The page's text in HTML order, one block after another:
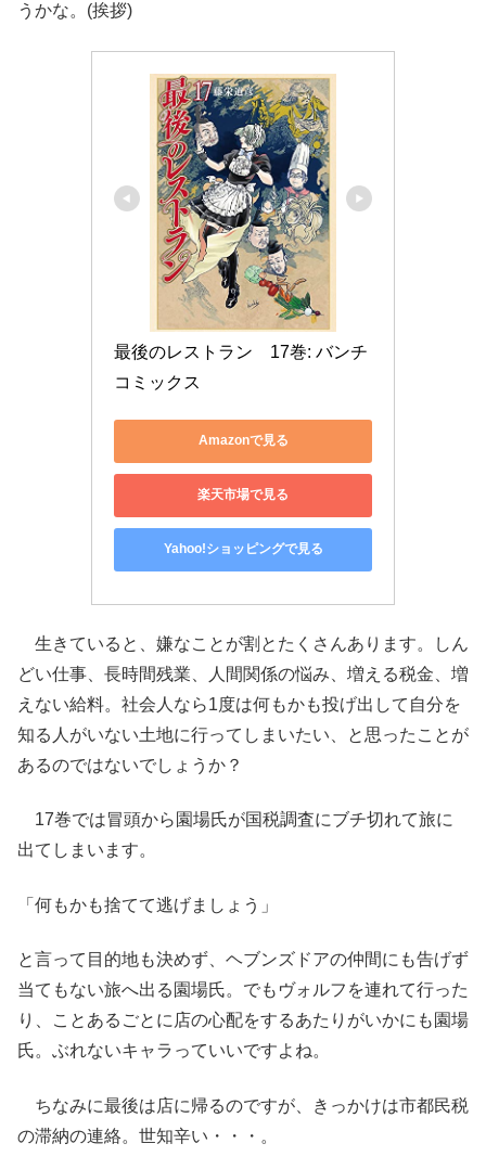
うかな。(挨拶)
最後のレストラン　17巻: バンチ
コミックス
Amazonで見る
楽天市場で見る
Yahoo!ショッピングで見る
生きていると、嫌なことが割とたくさんあります。しん
どい仕事、長時間残業、人間関係の悩み、増える税金、増
えない給料。社会人なら1度は何もかも投げ出して自分を
知る人がいない土地に行ってしまいたい、と思ったことが
あるのではないでしょうか？
17巻では冒頭から園場氏が国税調査にブチ切れて旅に
出てしまいます。
「何もかも捨てて逃げましょう」
と言って目的地も決めず、ヘブンズドアの仲間にも告げず
当てもない旅へ出る園場氏。でもヴォルフを連れて行った
り、ことあるごとに店の心配をするあたりがいかにも園場
氏。ぶれないキャラっていいですよね。
ちなみに最後は店に帰るのですが、きっかけは市都民税
の滞納の連絡。世知辛い・・・。